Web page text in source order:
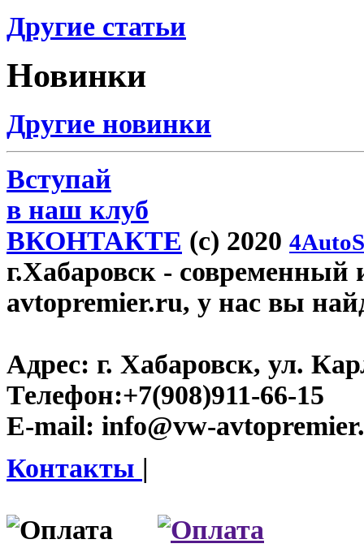
Другие статьи
Новинки
Другие новинки
Вступай
в наш клуб
ВКОНТАКТЕ (c) 2020
г.Хабаровск - современный
avtopremier.ru, у нас вы
Адрес: г. Хабаровск, ул.
Телефон:+7(908)911-66-15
E-mail: info@vw-
Контакты |